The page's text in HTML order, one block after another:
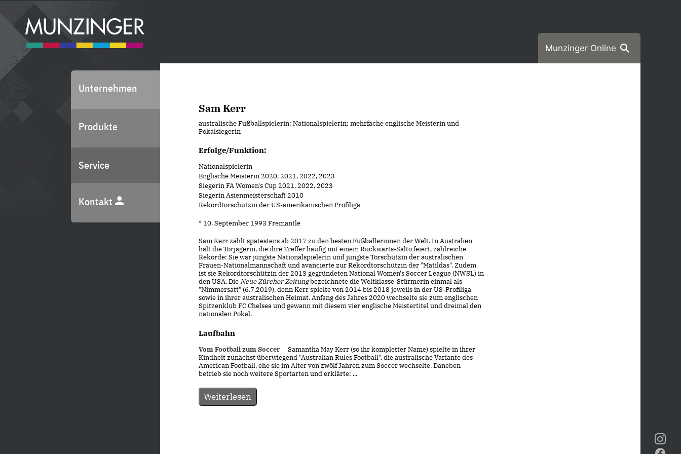
Munzinger Online
Unternehmen
Produkte
Service
Kontakt
Sam Kerr
australische Fußballspielerin; Nationalspielerin; mehrfache englische Meisterin und
Pokalsiegerin
Erfolge/Funktion:
Nationalspielerin
Englische Meisterin 2020, 2021, 2022, 2023
Siegerin FA Women's Cup 2021, 2022, 2023
Siegerin Asienmeisterschaft 2010
Rekordtorschützin der US-amerikanischen Profiliga
* 10. September 1993 Fremantle
Sam Kerr zählt spätestens ab 2017 zu den besten Fußballerinnen der Welt. In Australien
hält die Torjägerin, die ihre Treffer häufig mit einem Rückwärts-Salto feiert, zahlreiche
Rekorde: Sie war jüngste Nationalspielerin und jüngste Torschützin der australischen
Frauen-Nationalmannschaft und avancierte zur Rekordtorschützin der "Matildas". Zudem
ist sie Rekordtorschützin der 2013 gegründeten National Women's Soccer League (NWSL) in
den USA. DieNeue Zürcher Zeitungbezeichnete die Weltklasse-Stürmerin einmal als
"Nimmersatt" (6.7.2019), denn Kerr spielte von 2014 bis 2018 jeweils in der US-Profiliga
sowie in ihrer australischen Heimat. Anfang des Jahres 2020 wechselte sie zum englischen
Spitzenklub FC Chelsea und gewann mit diesem vier englische Meistertitel und dreimal den
nationalen Pokal.
Laufbahn
Vom Football zum Soccer
Samantha May Kerr (so ihr kompletter Name) spielte in ihrer
Kindheit zunächst überwiegend "Australian Rules Football", die australische Variante des
American Football, ehe sie im Alter von zwölf Jahren zum Soccer wechselte. Daneben
betrieb sie noch weitere Sportarten und erklärte: ...
Weiterlesen